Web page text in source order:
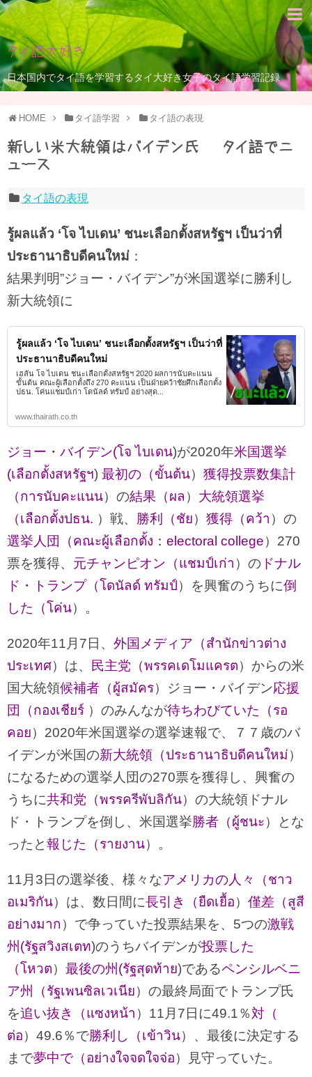
タイ語大好き
日本国内でタイ語を学習するタイ大好き女子のタイ語学習記録
HOME タイ語学習 タイ語の表現
新しい米大統領はバイデン氏 – タイ語でニ
ュース
タイ語の表現
รู้ผลแล้ว ‘โจ ไบเดน’ ชนะเลือกตั้งสหรัฐฯ เป็นว่าที่
ประธานาธิบดีคนใหม่ ：
結果判明”ジョー・バイデン”が米国選挙に勝利し
新大統領に
รู้ผลแล้ว ‘โจ ไบเดน’ ชนะเลือกตั้งสหรัฐฯ เป็นว่าที่
ประธานาธิบดีคนใหม่
เฮลั่น โจ ไบเดน ชนะเลือกตั้งสหรัฐฯ 2020 ผลการนับคะแนน
ขั้นต้น คณะผู้เลือกตั้งถึง 270 คะแนน เป็นฝ่ายคว้าชัยศึกเลือกตั้ง
ปธน. โค่นแชมป์เก่า โดนัลด์ ทรัมป์ อย่างสุด...
www.thairath.co.th
ジョー・バイデン(โจ ไบเดน)が2020年米国選挙
(เลือกตั้งสหรัฐฯ) 最初の（ขั้นต้น） 獲得投票数集計
（การนับคะแนน）の結果（ผล ） 大統領選挙
（เลือกตั้งปธน. ）戦、 勝利（ชัย） 獲得（คว้า ）の
選挙人団（คณะผู้เลือกตั้ง：electoral college）270
票を獲得、 元チャンピオン（แชมป์เก่า ）の ドナル
ド・トランプ（โดนัลด์ ทรัมป์ ）を興奮のうちに倒
した（โค่น）。
2020年11月7日、 外国メディア（สำนักข่าวต่าง
ประเทศ）は、 民主党（พรรคเดโมแครต）からの米
国大統領候補者（ผู้สมัคร）ジョー・バイデン応援
団（กองเชียร์ ）のみんなが待ちわびていた（รอ
คอย）2020年米国選挙の選挙速報で、７７歳のバ
イデンが米国の新大統領（ประธานาธิบดีคนใหม่）
になるための選挙人団の270票を獲得し、興奮の
うちに共和党（พรรครีพับลิกัน）の大統領ドナル
ド・トランプを倒し、米国選挙勝者（ผู้ชนะ）とな
ったと報じた（รายงาน）。
11月3日の選挙後、様々なアメリカの人々（ชาว
อเมริกัน）は、数日間に長引き（ยืดเยื้อ） 僅差（สูสี
อย่างมาก ）で争っていた投票結果を、5つの激戦
州(รัฐสวิงสเตท)のうちバイデンが投票した
（โหวต） 最後の州(รัฐสุดท้าย)であるペンシルベニ
ア州（รัฐเพนซิลเวเนีย）の最終局面でトランプ氏
を追い抜き（แซงหน้า ）11月7日に49.1％対（
ต่อ）49.6％で勝利し（เข้าวิน）、最後に決定する
まで夢中で（อย่างใจจดใจจ่อ）見守っていた。